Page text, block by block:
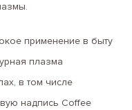
применение в быту
плазма
в том числе
надпись Coffee